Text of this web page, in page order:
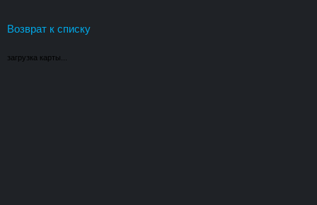
Возврат к списку
загрузка карты...